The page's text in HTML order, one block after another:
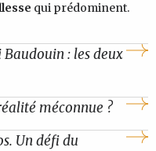
qui prédominent.
: les deux
méconnue ?
Un défi du